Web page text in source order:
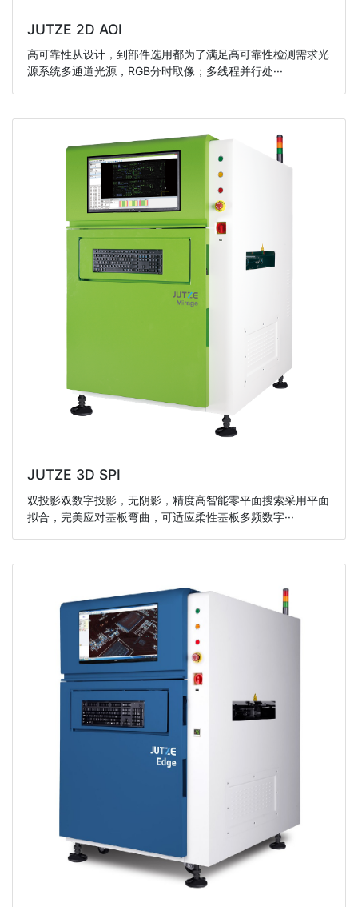
JUTZE 2D AOI
高可靠性从设计，到部件选用都为了满足高可靠性检测需求光
源系统多通道光源，RGB分时取像；多线程并行处···
JUTZE 3D SPI
双投影双数字投影，无阴影，精度高智能零平面搜索采用平面
拟合，完美应对基板弯曲，可适应柔性基板多频数字···